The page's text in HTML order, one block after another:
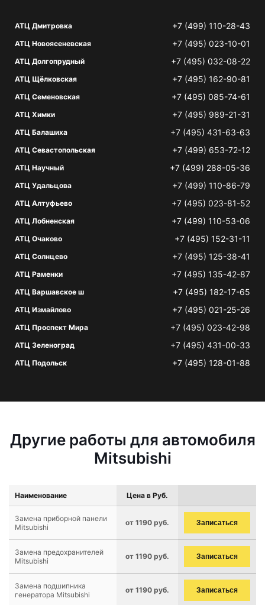
АТЦ Дмитровка +7 (499) 110-28-43
АТЦ Новоясеневская +7 (495) 023-10-01
АТЦ Долгопрудный +7 (495) 032-08-22
АТЦ Щёлковская +7 (495) 162-90-81
АТЦ Семеновская +7 (495) 085-74-61
АТЦ Химки +7 (495) 989-21-31
АТЦ Балашиха +7 (495) 431-63-63
АТЦ Севастопольская +7 (499) 653-72-12
АТЦ Научный +7 (499) 288-05-36
АТЦ Удальцова +7 (499) 110-86-79
АТЦ Алтуфьево +7 (495) 023-81-52
АТЦ Лобненская +7 (499) 110-53-06
АТЦ Очаково +7 (495) 152-31-11
АТЦ Солнцево +7 (495) 125-38-41
АТЦ Раменки +7 (495) 135-42-87
АТЦ Варшавское ш +7 (495) 182-17-65
АТЦ Измайлово +7 (495) 021-25-26
АТЦ Проспект Мира +7 (495) 023-42-98
АТЦ Зеленоград +7 (495) 431-00-33
АТЦ Подольск +7 (495) 128-01-88
Другие работы для автомобиля
Mitsubishi
Наименование Цена в Руб.
Замена приборной панели
Mitsubishi
от 1190 руб. Записаться
Замена предохранителей
Mitsubishi
от 1190 руб. Записаться
Замена подшипника
генератора Mitsubishi
от 1190 руб. Записаться